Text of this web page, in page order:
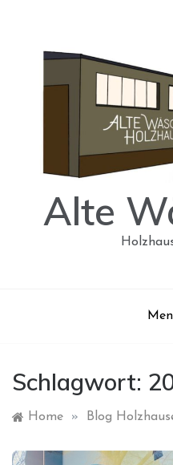
Alte
Schlagwort:
Home » Blog